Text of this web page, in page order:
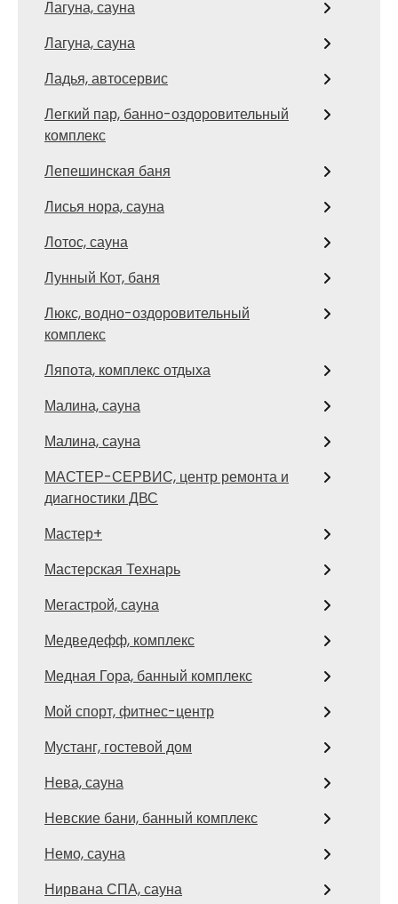
Лагуна, сауна
Лагуна, сауна
Ладья, автосервис
Легкий пар, банно-оздоровительный
комплекс
Лепешинская баня
Лисья нора, сауна
Лотос, сауна
Лунный Кот, баня
Люкс, водно-оздоровительный
комплекс
Ляпота, комплекс отдыха
Малина, сауна
Малина, сауна
МАСТЕР-СЕРВИС, центр ремонта и
диагностики ДВС
Мастер+
Мастерская Технарь
Мегастрой, сауна
Медведефф, комплекс
Медная Гора, банный комплекс
Мой спорт, фитнес-центр
Мустанг, гостевой дом
Нева, сауна
Невские бани, банный комплекс
Немо, сауна
Нирвана СПА, сауна